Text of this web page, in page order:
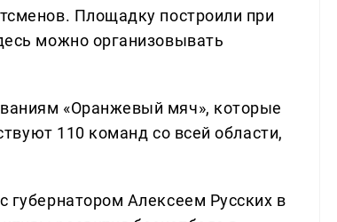
Площадку построили при
можно организовывать
«Оранжевый мяч», которые
110 команд со всей области,
губернатором Алексеем Русских в